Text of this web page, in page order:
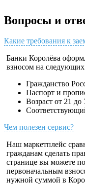
Вопросы и
Какие требования к
Банки Королёва
взносом на следующих
Гражданство
Паспорт и
Возраст от 21 до
Чем полезен сервис?
Наш маркетплейс
гражданам сделать
странице вы можете
первоначальным
нужной суммой в